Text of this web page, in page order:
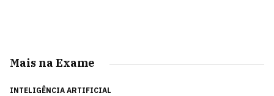
Mais na Exame
INTELIGÊNCIA ARTIFICIAL